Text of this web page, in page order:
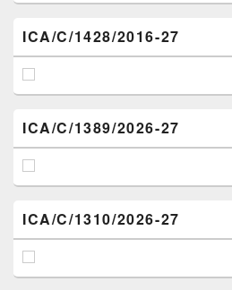
ICA/C/1428/2016-27
ICA/C/1389/2026-27
ICA/C/1310/2026-27